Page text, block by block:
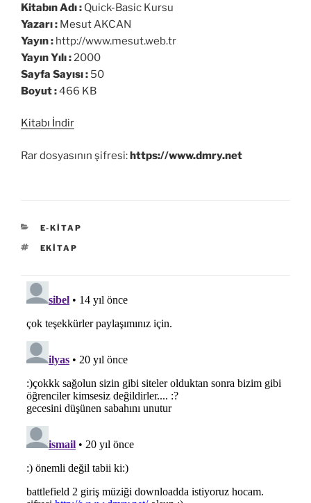
Kitabın Adı : Quick-Basic Kursu
Yazarı : Mesut AKCAN
Yayın : http://www.mesut.web.tr
Yayın Yılı :2000
Sayfa Sayısı : 50
Boyut :466 KB
Kitabı İndir
Rar dosyasının şifresi:https://www.dmry.net
KATEGORILER
E-KITAP
ETIKETLER
EKITAP